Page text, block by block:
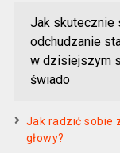
Jak skutecznie
odchudzanie
w dzisiejszym
świado
Jak radzić sobie
głowy?